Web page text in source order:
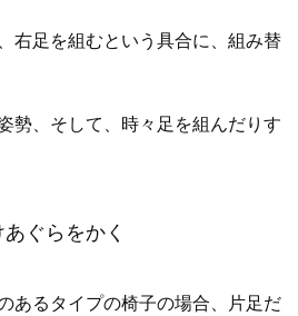
右足を組むという具合に、組み替
勢、そして、時々足を組んだりす
ぐらをかく
あるタイプの椅子の場合、片足だ